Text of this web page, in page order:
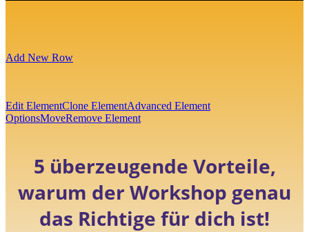
Add New Row
Edit ElementClone ElementAdvanced Element
OptionsMoveRemove Element
5 überzeugende Vorteile,
warum der Workshop genau
das Richtige für dich ist!